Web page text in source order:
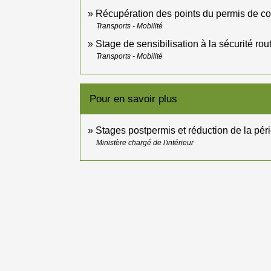
Récupération des points du permis de
Transports - Mobilité
Stage de sensibilisation à la sécurité
Transports - Mobilité
Pour en savoir plus
Stages postpermis et réduction de la
Ministère chargé de l'intérieur